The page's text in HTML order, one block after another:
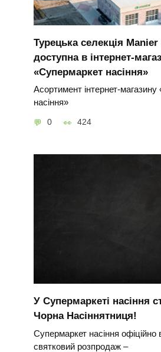
Турецька селекція Manier
доступна в інтернет-
«Супермаркет насіння»
Асортимент інтернет-
насіння»
0 424
У Супермаркеті насіння
Чорна Насіннятниця!
Супермаркет насіння офіційно
святковий розпродаж –